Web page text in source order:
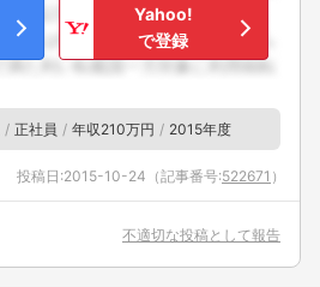
Yahoo!
で登録
正社員 年収210万円 2015年度
投稿日:2015-10-24 （記事番号:522671 ）
不適切な投稿として報告